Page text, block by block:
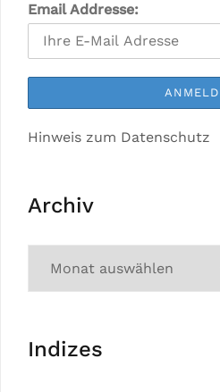
Email Addresse:
Hinweis zum Datenschutz
Archiv
Indizes